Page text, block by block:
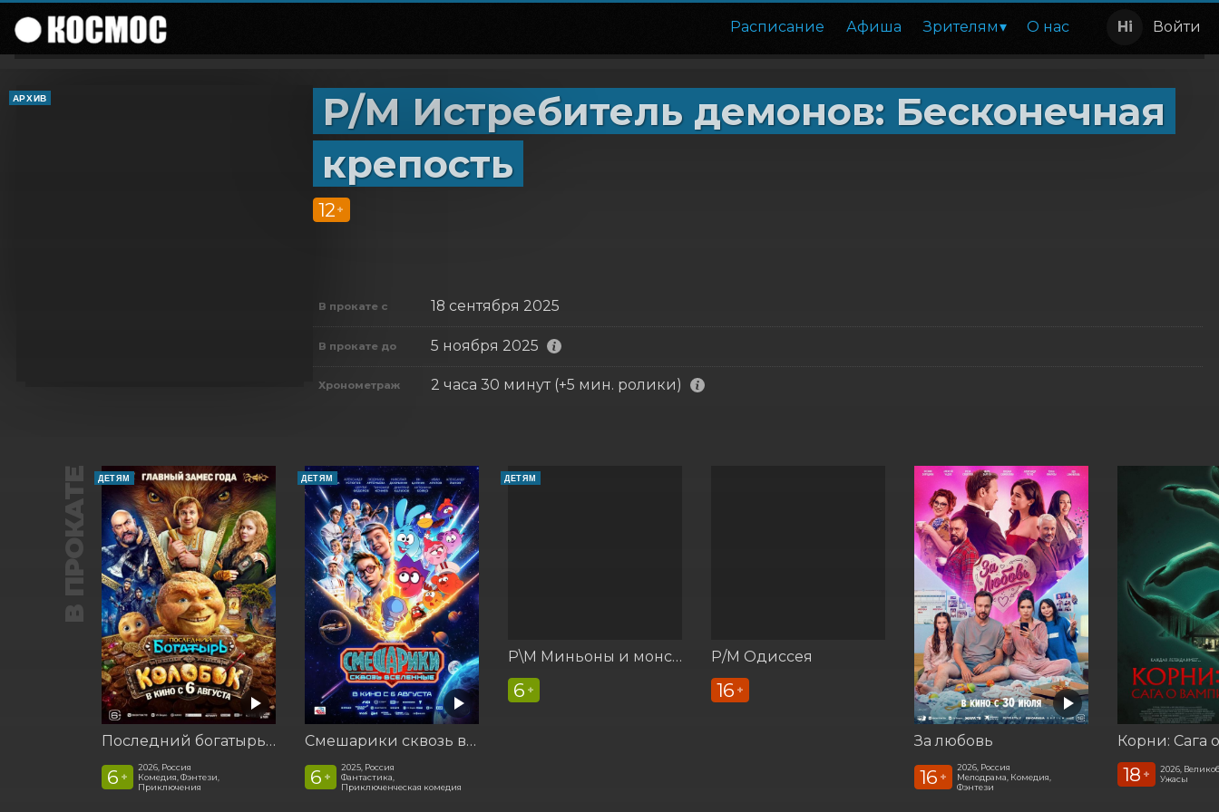
Расписание Афиша Зрителям О нас Войти
АРХИВ
Р/М Истребитель демонов: Бесконечная
крепость
12 +
В прокате с 18 сентября 2025
В прокате до 5 ноября 2025
Хронометраж 2 часа 30 минут (+5 мин. ролики)
В ПРОКАТЕ ДЕТЯМ
Последний богатырь. Колобок
6 +
2026, Россия
Комедия, Фэнтези,
Приключения
ДЕТЯМ
Смешарики сквозь вселенные
6 +
2025, Россия
Фантастика,
Приключенческая комедия
ДЕТЯМ
Р\М Миньоны и монстры
6 +
Р/М Одиссея
16 +
За любовь
16 +
2026, Россия
Мелодрама, Комедия,
Фэнтези
18 +
2026,
Ужасы